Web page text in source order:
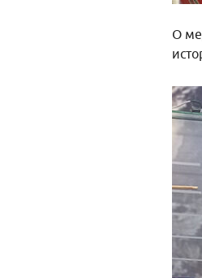
О